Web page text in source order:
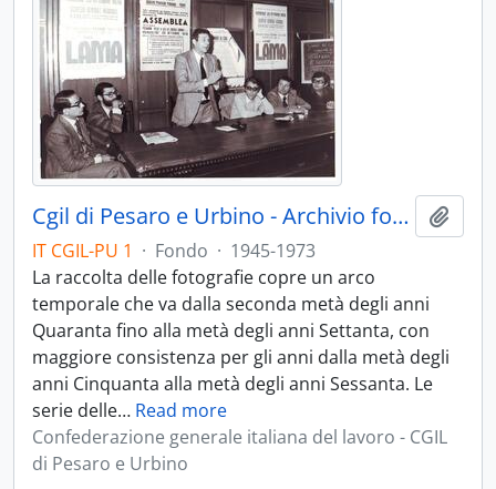
Cgil di Pesaro e Urbino - Archivio fotografico - 1945-1973
IT CGIL-PU 1 · Fondo · 1945-1973
La raccolta delle fotografie copre un arco
temporale che va dalla seconda metà degli anni
Quaranta fino alla metà degli anni Settanta, con
maggiore consistenza per gli anni dalla metà degli
anni Cinquanta alla metà degli anni Sessanta. Le
serie delle… Read more
Confederazione generale italiana del lavoro - CGIL
di Pesaro e Urbino